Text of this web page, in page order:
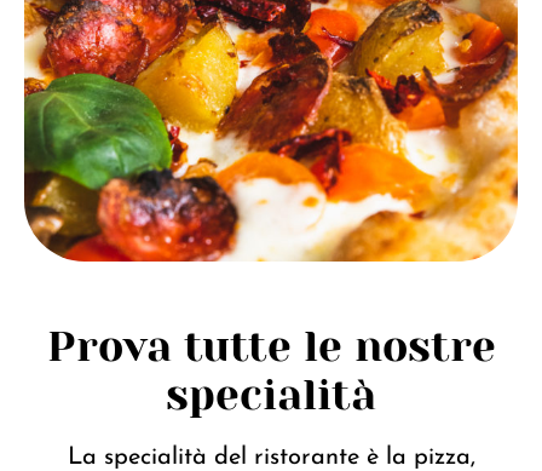
Prova tutte le nostre
specialità
La specialità del ristorante è la pizza,